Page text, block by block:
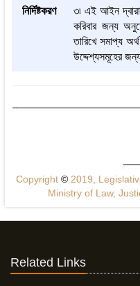
নির্দিষ্টকরণ
৩৷ এই আইন
করিবার জন্য
তারিখে সমাপ্য
উদ্দেশ্যসমূহের জন্য
Copyright ©2019,
Ministry of Law,
Related Links